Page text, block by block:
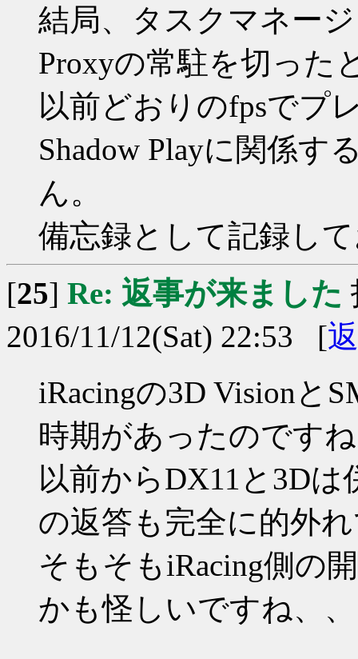
結局、タスクマネー
Proxyの常駐を切った
以前どおりのfpsでプ
Shadow Playに関係す
ん。
備忘録として記録し
[25] Re: 返事が来ました
2016/11/12(Sat) 22:53 [
iRacingの3D Visionと
時期があったのですね
以前からDX11と3Dは
の返答も完全に的外
そもそもiRacing側の
かも怪しいですね、